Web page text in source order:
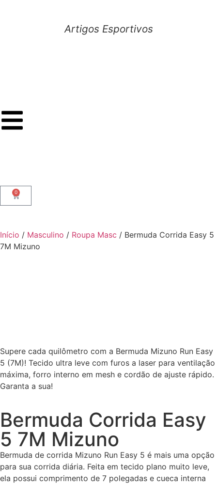
Artigos Esportivos
0
Início / Masculino / Roupa Masc / Bermuda Corrida Easy 5
7M Mizuno
Supere cada quilômetro com a Bermuda Mizuno Run Easy
5 (7M)! Tecido ultra leve com furos a laser para ventilação
máxima, forro interno em mesh e cordão de ajuste rápido.
Garanta a sua!
Bermuda Corrida Easy
5 7M Mizuno
Bermuda de corrida Mizuno Run Easy 5 é mais uma opção
para sua corrida diária. Feita em tecido plano muito leve,
ela possui comprimento de 7 polegadas e cueca interna